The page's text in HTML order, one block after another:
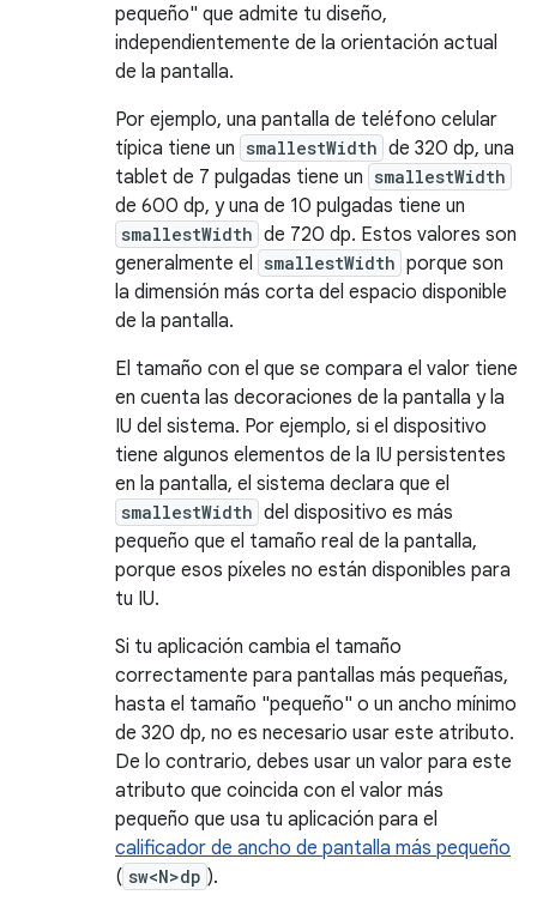
pequeño" que admite tu diseño,
independientemente de la orientación actual
de la pantalla.
Por ejemplo, una pantalla de teléfono celular
típica tiene un smallestWidth de 320 dp, una
tablet de 7 pulgadas tiene un smallestWidth
de 600 dp, y una de 10 pulgadas tiene un
smallestWidth de 720 dp. Estos valores son
generalmente el smallestWidth porque son
la dimensión más corta del espacio disponible
de la pantalla.
El tamaño con el que se compara el valor tiene
en cuenta las decoraciones de la pantalla y la
IU del sistema. Por ejemplo, si el dispositivo
tiene algunos elementos de la IU persistentes
en la pantalla, el sistema declara que el
smallestWidth del dispositivo es más
pequeño que el tamaño real de la pantalla,
porque esos píxeles no están disponibles para
tu IU.
Si tu aplicación cambia el tamaño
correctamente para pantallas más pequeñas,
hasta el tamaño "pequeño" o un ancho mínimo
de 320 dp, no es necesario usar este atributo.
De lo contrario, debes usar un valor para este
atributo que coincida con el valor más
pequeño que usa tu aplicación para el
calificador de ancho de pantalla más pequeño
( sw<N>dp ).